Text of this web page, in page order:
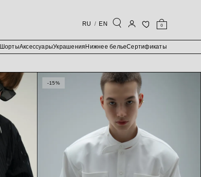
ШортыАксессуарыУкрашения Нижнее бельеСертификаты
RU EN 0
-15%